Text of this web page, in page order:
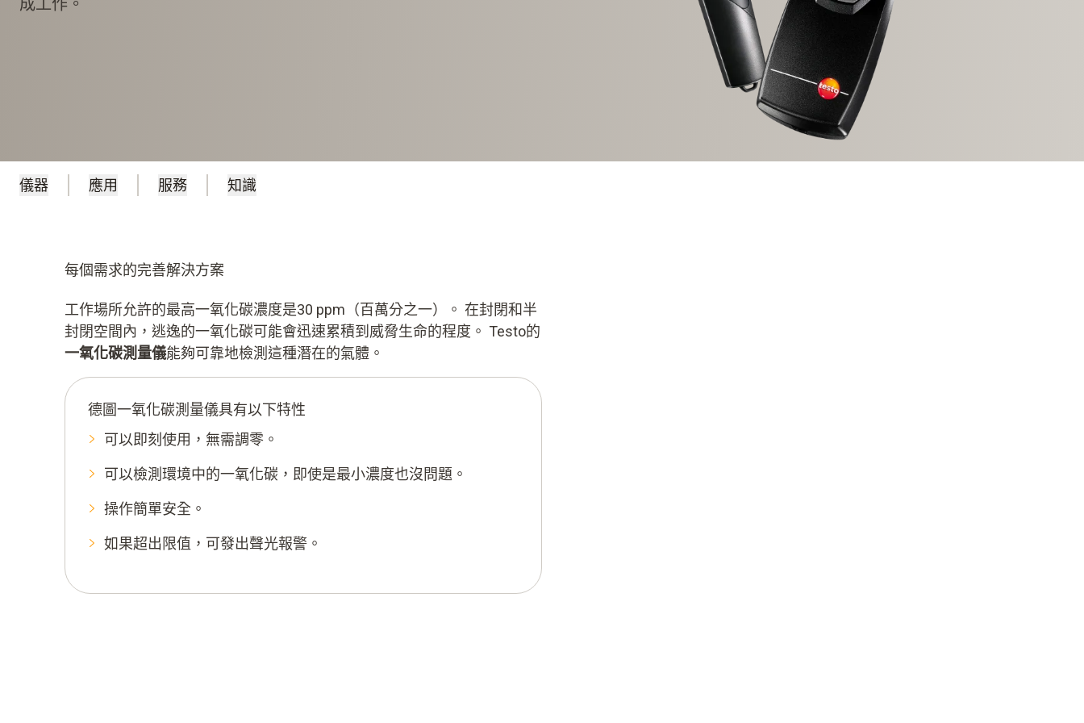
成工作。
儀器 應用 服務 知識
每個需求的完善解決方案
工作場所允許的最高一氧化碳濃度是30 ppm（百萬分之一）。 在封閉和半
封閉空間內，逃逸的一氧化碳可能會迅速累積到威脅生命的程度。 Testo的
一氧化碳測量儀能夠可靠地檢測這種潛在的氣體。
德圖一氧化碳測量儀具有以下特性
可以即刻使用，無需調零。
可以檢測環境中的一氧化碳，即使是最小濃度也沒問題。
操作簡單安全。
如果超出限值，可發出聲光報警。